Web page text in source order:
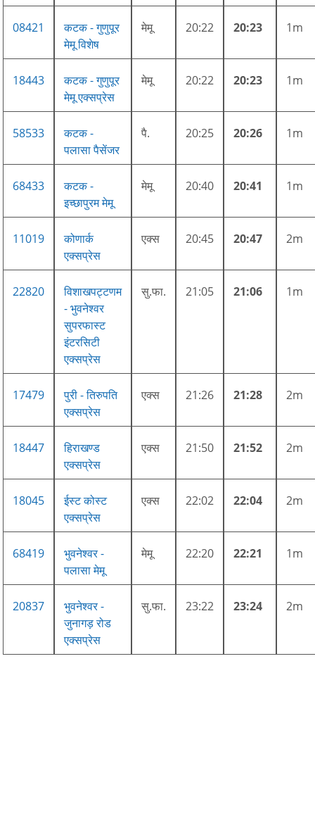
08421
कटक - गुणुपूर
मेमू विशेष
मेमू 20:22 20:23 1m
18443
कटक - गुणुपूर
मेमू एक्सप्रेस
मेमू 20:22 20:23 1m
58533
कटक -
पलासा पैसेंजर
पै. 20:25 20:26 1m
68433
कटक -
इच्छापुरम मेमू
मेमू 20:40 20:41 1m
11019
कोणार्क
एक्सप्रेस
एक्स 20:45 20:47 2m
22820
विशाखपट्टणम
- भुवनेश्वर
सुपरफास्ट
इंटरसिटी
एक्सप्रेस
सु.फा. 21:05 21:06 1m
17479
पुरी - तिरुपति
एक्सप्रेस
एक्स 21:26 21:28 2m
18447
हिराखण्ड
एक्सप्रेस
एक्स 21:50 21:52 2m
18045
ईस्ट कोस्ट
एक्सप्रेस
एक्स 22:02 22:04 2m
68419
भुवनेश्वर -
पलासा मेमू
मेमू 22:20 22:21 1m
20837
भुवनेश्वर -
जुनागड़ रोड
एक्सप्रेस
सु.फा. 23:22 23:24 2m